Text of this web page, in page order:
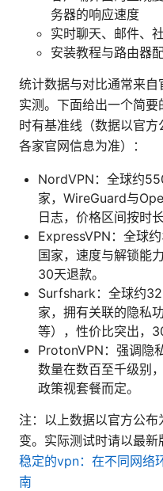
务器的响应速度
实时聊天、邮件、
安装教程与路由器
统计数据与对比通常来
实测。下面给出一个简
时有基准线（数据以官
各家官网信息为准）：
NordVPN：全球约
家，WireGuard与
日志，价格区间按时
ExpressVPN：全球
国家，速度与解锁能
30天退款。
Surfshark：全球约
家，拥有关联的隐私
等），性价比突出，
ProtonVPN：强调隐
数量在数百至千级别
政策视套餐而定。
注：以上数据以官方公
变。实际测试时请以最新
稳定的vpn：在不同网络
南